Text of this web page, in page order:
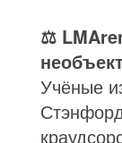
⚖️
Учёные